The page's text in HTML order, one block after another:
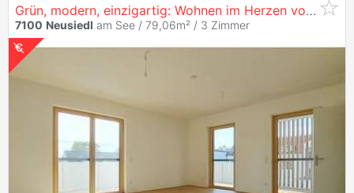
Grün, modern, einzigartig: Wohnen im Herzen von
7100 Neusiedl am See / 79,06m² / 3 Zimmer